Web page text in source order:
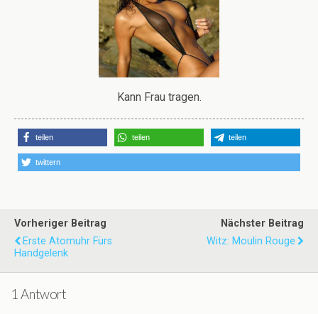
Kann Frau tragen.
teilen teilen teilen
twittern
Vorheriger Beitrag
Erste Atomuhr Fürs
Handgelenk
Nächster Beitrag
Witz: Moulin Rouge
1 Antwort